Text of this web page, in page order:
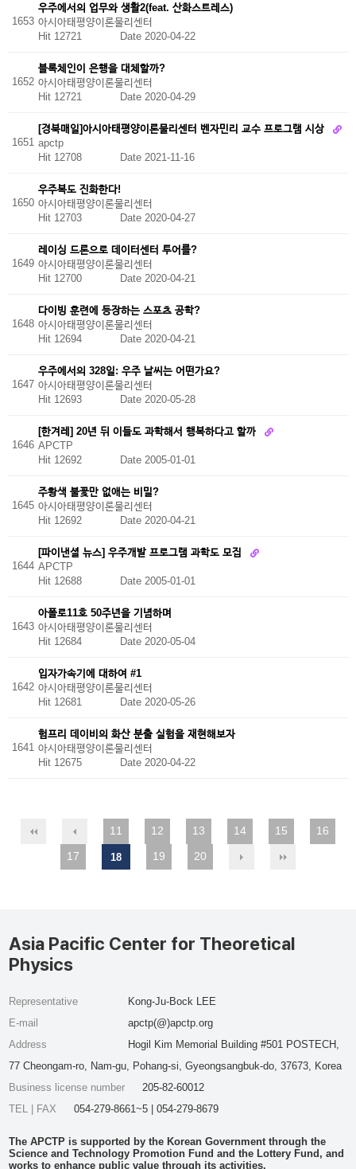
1653
우주에서의 업무와 생활2(feat. 산화스트레스)
아시아태평양이론물리센터
Hit 12721 Date 2020-04-22
1652
블록체인이 은행을 대체할까?
아시아태평양이론물리센터
Hit 12721 Date 2020-04-29
1651
[경북매일]아시아태평양이론물리센터 벤자민리 교수 프로그램 시상
apctp
Hit 12708
Date 2021-11-16
1650
우주복도 진화한다!
아시아태평양이론물리센터
Hit 12703 Date 2020-04-27
1649
레이싱 드론으로 데이터센터 투어를?
아시아태평양이론물리센터
Hit 12700 Date 2020-04-21
1648
다이빙 훈련에 등장하는 스포츠 공학?
아시아태평양이론물리센터
Hit 12694 Date 2020-04-21
1647
우주에서의 328일: 우주 날씨는 어떤가요?
아시아태평양이론물리센터
Hit 12693 Date 2020-05-28
1646
[한겨레] 20년 뒤 이들도 과학해서 행복하다고 할까
APCTP
Hit 12692
Date 2005-01-01
1645
주황색 불꽃만 없애는 비밀?
아시아태평양이론물리센터
Hit 12692 Date 2020-04-21
1644
[파이낸셜 뉴스] 우주개발 프로그램 과학도 모집
APCTP
Hit 12688
Date 2005-01-01
1643
아폴로11호 50주년을 기념하며
아시아태평양이론물리센터
Hit 12684 Date 2020-05-04
1642
입자가속기에 대하여 #1
아시아태평양이론물리센터
Hit 12681 Date 2020-05-26
1641
험프리 데이비의 화산 분출 실험을 재현해보자
아시아태평양이론물리센터
Hit 12675 Date 2020-04-22
11 12 13 14 15
16
17
18 19 20
Asia Pacific Center for Theoretical
Physics
Representative
Kong-Ju-Bock LEE
E-mail
apctp(@)apctp.org
Address
Hogil Kim Memorial Building #501 POSTECH,
77 Cheongam-ro, Nam-gu, Pohang-si, Gyeongsangbuk-do, 37673, Korea
Business license number
205-82-60012
TEL | FAX
054-279-8661~5 | 054-279-8679
The APCTP is supported by the Korean Government through the
Science and Technology Promotion Fund and the Lottery Fund, and
works to enhance public value through its activities.